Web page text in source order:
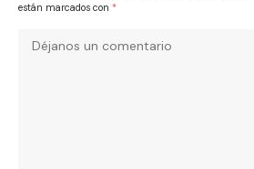
están marcados con *